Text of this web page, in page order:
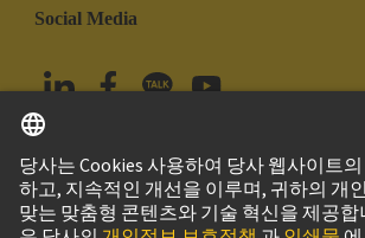
Social Media
대한민국 한국어